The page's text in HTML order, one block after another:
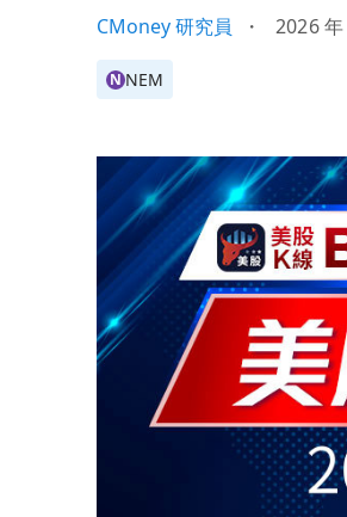
CMoney 研究員 ・ 2026 年
N NEM